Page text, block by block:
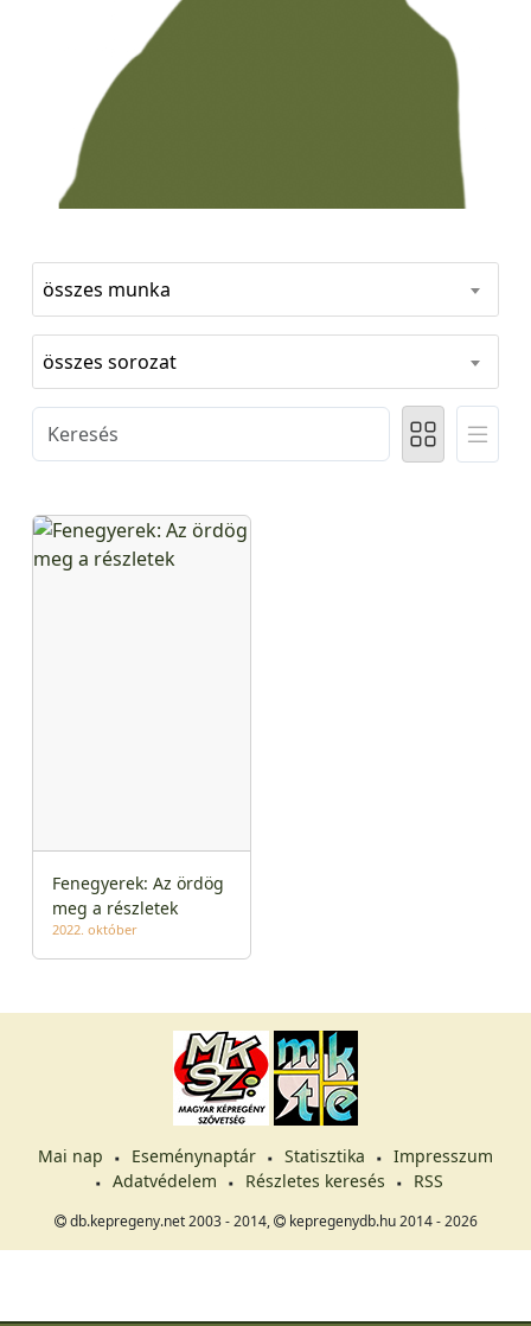
összes munka
összes sorozat
Fenegyerek: Az ördög
meg a részletek
2022. október
Mai nap Eseménynaptár Statisztika
Impresszum
Adatvédelem
Részletes keresés RSS
db.kepregeny.net 2003 - 2014, kepregenydb.hu 2014 - 2026